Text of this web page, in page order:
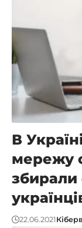
В
мережу
збирали
22.06.2021